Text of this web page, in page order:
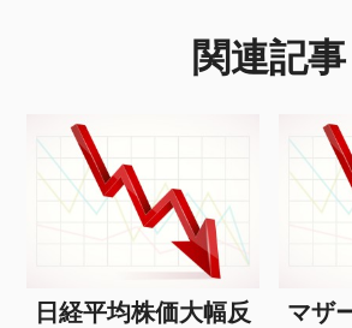
関連記事
日経平均株価大幅反
マザ